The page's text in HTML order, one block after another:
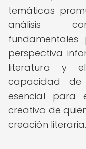
temáticas
análisis
perspectiva
literatura y
capacidad de
esencial para
creativo de
creación literaria.